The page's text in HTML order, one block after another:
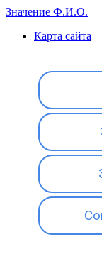
Значение Ф.И.О.
Карта сайта